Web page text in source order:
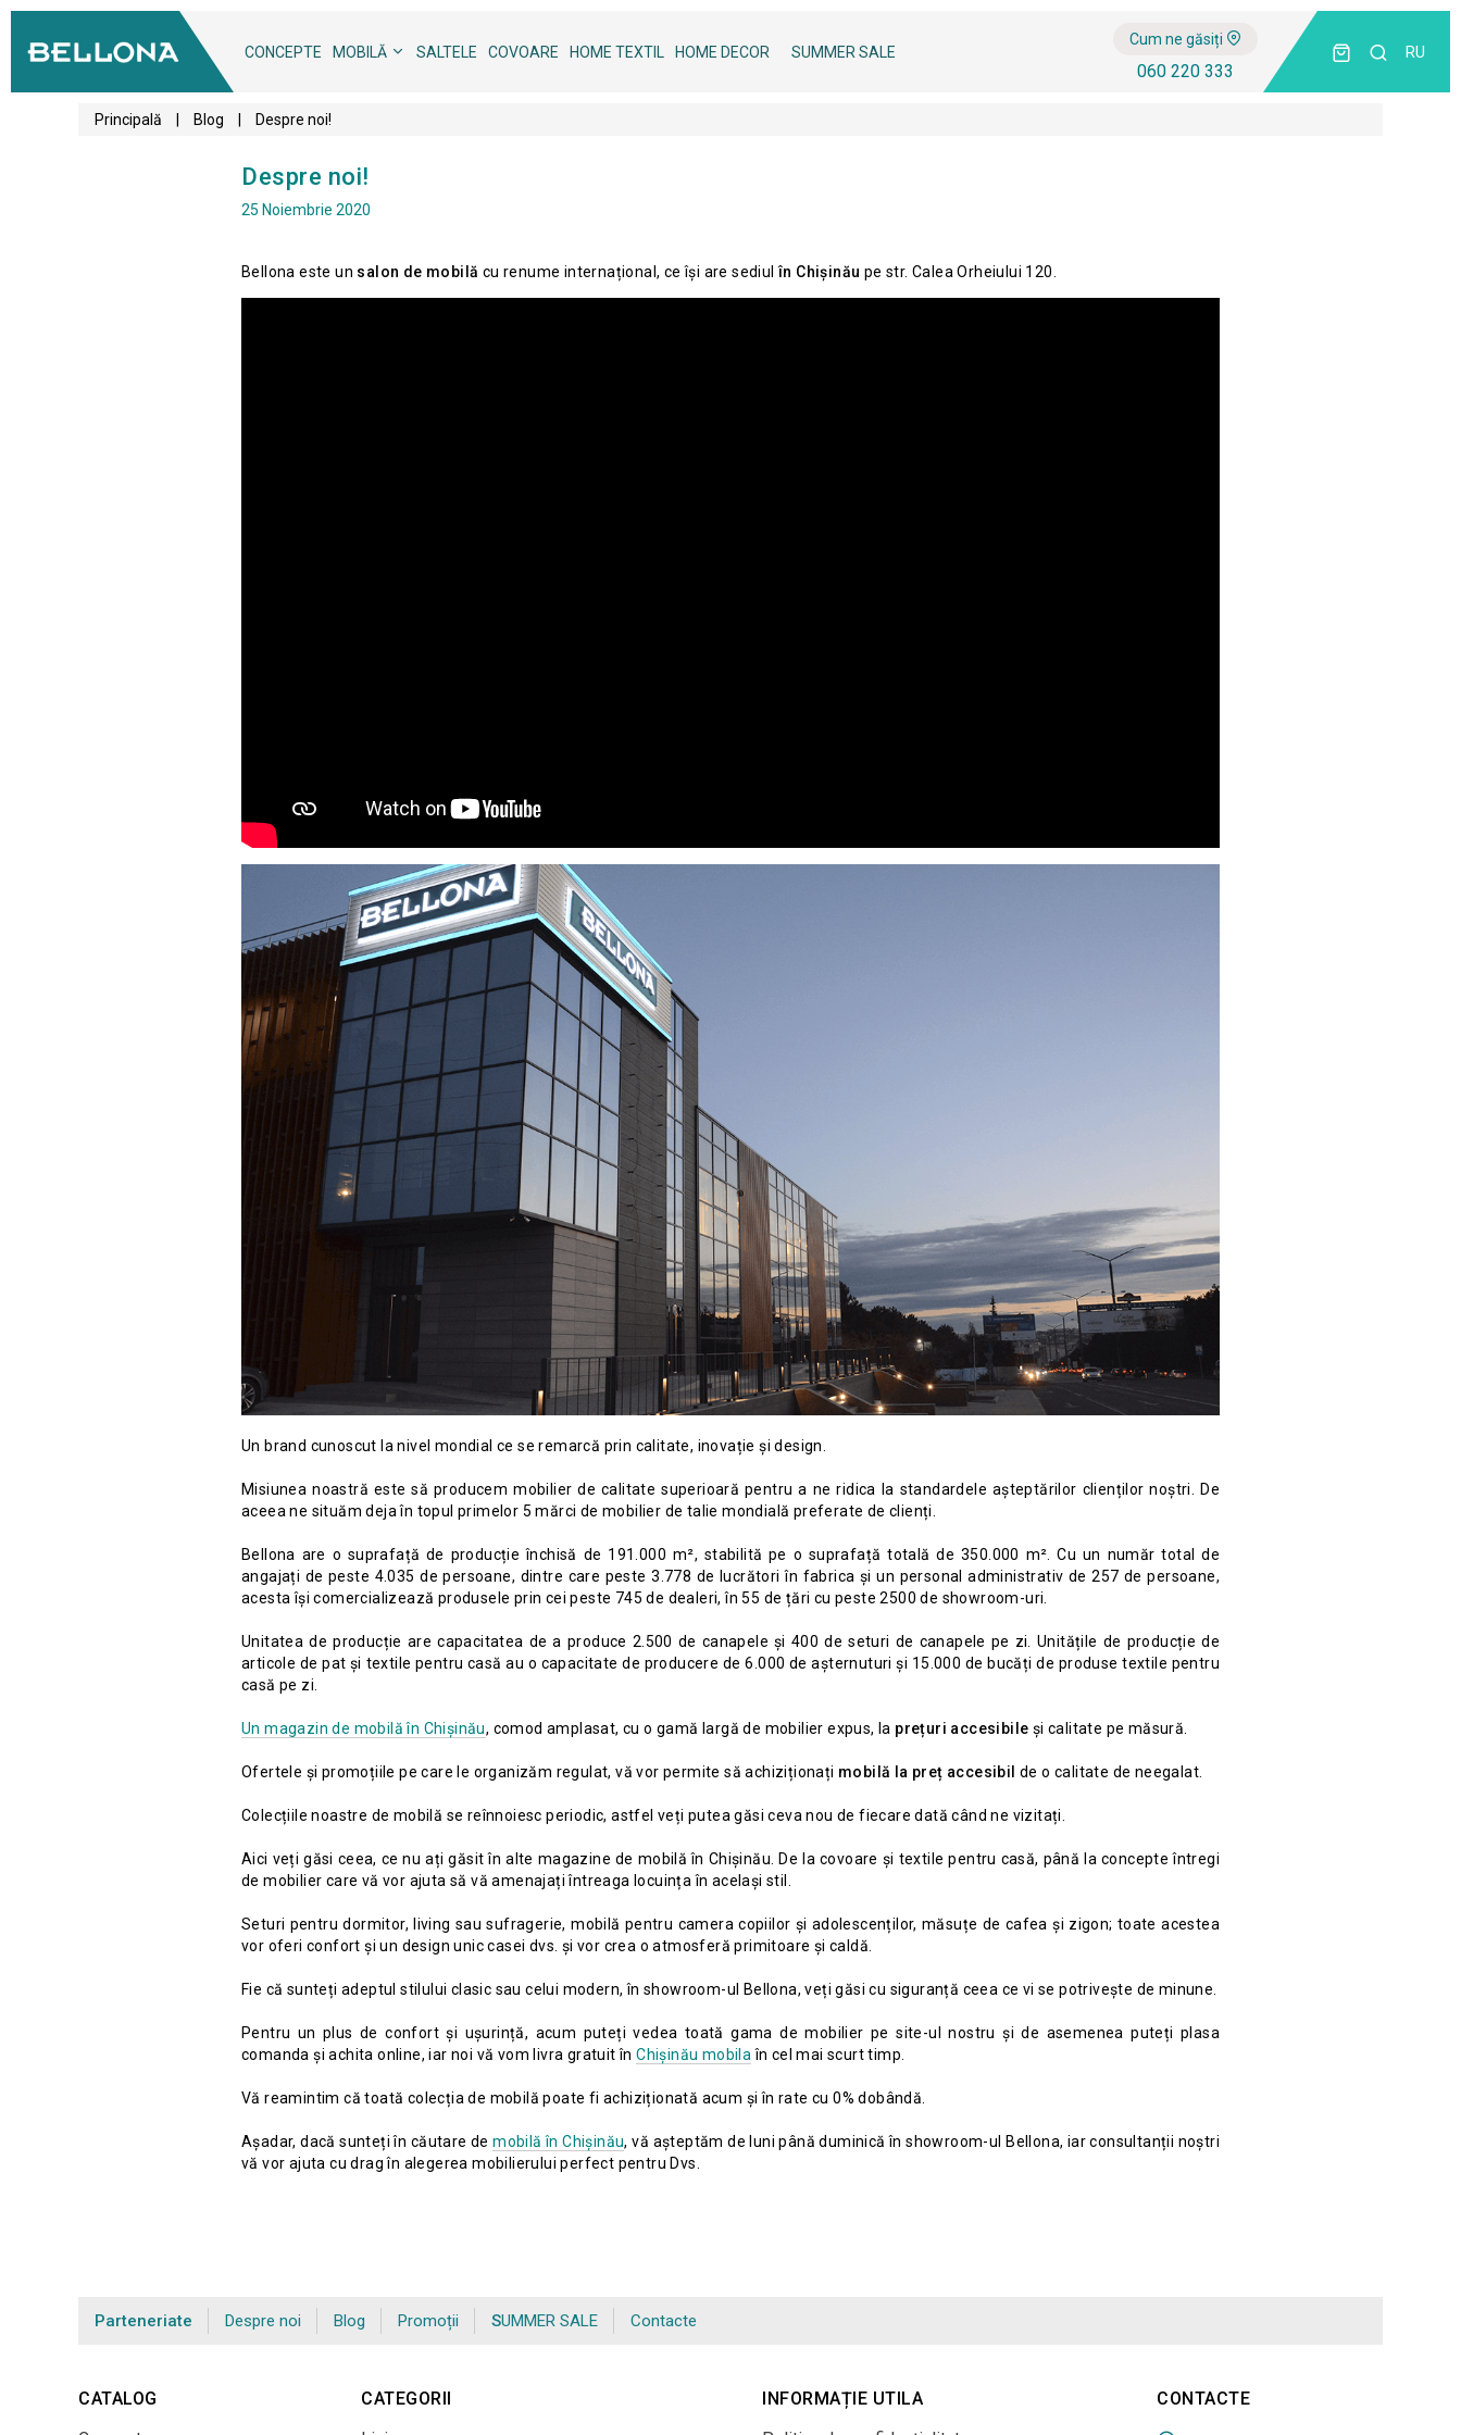
CONCEPTE MOBILĂ SALTELE COVOARE HOME TEXTIL HOME DECOR SUMMER SALE
Cum ne găsiți
060 220 333
RU
Principală Blog Despre noi!
Despre noi!
25 Noiembrie 2020
Bellona este un salon de mobilă cu renume internațional, ce își are sediulîn Chișinău pe str. Calea Orheiului 120.
Un brand cunoscut la nivel mondial ce se remarcă prin calitate, inovație și design.
Misiunea noastră este să producem mobilier de calitate superioară pentru a ne ridica la standardele așteptărilor clienților noștri. De
aceea ne situăm deja în topul primelor 5 mărci de mobilier de talie mondială preferate de clienți.
Bellona are o suprafață de producție închisă de 191.000 m², stabilită pe o suprafață totală de 350.000 m². Cu un număr total de
angajați de peste 4.035 de persoane, dintre care peste 3.778 de lucrători în fabrica și un personal administrativ de 257 de persoane,
acesta își comercializează produsele prin cei peste 745 de dealeri, în 55 de țări cu peste 2500 de showroom-uri.
Unitatea de producție are capacitatea de a produce 2.500 de canapele și 400 de seturi de canapele pe zi. Unitățile de producție de
articole de pat și textile pentru casă au o capacitate de producere de 6.000 de așternuturi și 15.000 de bucăți de produse textile pentru
casă pe zi.
Un magazin de mobilă în Chișinău, comod amplasat, cu o gamă largă de mobilier expus, la prețuri accesibile și calitate pe măsură.
Ofertele și promoțiile pe care le organizăm regulat, vă vor permite să achiziționați mobilă la preț accesibil de o calitate de neegalat.
Colecțiile noastre de mobilă se reînnoiesc periodic, astfel veți putea găsi ceva nou de fiecare dată când ne vizitați.
Aici veți găsi ceea, ce nu ați găsit în alte magazine de mobilă în Chișinău. De la covoare și textile pentru casă, până la concepte întregi
de mobilier care vă vor ajuta să vă amenajați întreaga locuința în același stil.
Seturi pentru dormitor, living sau sufragerie, mobilă pentru camera copiilor și adolescenților, măsuțe de cafea și zigon; toate acestea
vor oferi confort și un design unic casei dvs. și vor crea o atmosferă primitoare și caldă.
Fie că sunteți adeptul stilului clasic sau celui modern, în showroom-ul Bellona, veți găsi cu siguranță ceea ce vi se potrivește de minune.
Pentru un plus de confort și ușurință, acum puteți vedea toată gama de mobilier pe site-ul nostru și de asemenea puteți plasa
comanda și achita online, iar noi vă vom livra gratuit înChișinău mobila în cel mai scurt timp.
Vă reamintim că toată colecția de mobilă poate fi achiziționată acum și în rate cu 0% dobândă.
Așadar, dacă sunteți în căutare demobilă în Chișinău, vă așteptăm de luni până duminică în showroom-ul Bellona, iar consultanții noștri
vă vor ajuta cu drag în alegerea mobilierului perfect pentru Dvs.
Parteneriate Despre noi Blog Promoții SUMMER SALE Contacte
CATALOG
CATEGORII
INFORMAȚIE UTILA
CONTACTE